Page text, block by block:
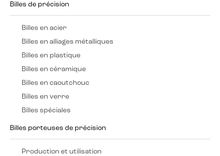
Billes de précision
Billes en acier
Billes en alliages métalliques
Billes en plastique
Billes en céramique
Billes en caoutchouc
Billes en verre
Billes spéciales
Billes porteuses de précision
Production et utilisation